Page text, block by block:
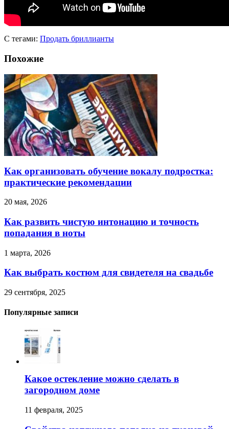
С тегами: Продать бриллианты
Похожие
Как организовать обучение вокалу подростка:
практические рекомендации
20 мая, 2026
Как развить чистую интонацию и точность
попадания в ноты
1 марта, 2026
Как выбрать костюм для свидетеля на свадьбе
29 сентября, 2025
Популярные записи
Какое остекление можно сделать в
загородном доме
11 февраля, 2025